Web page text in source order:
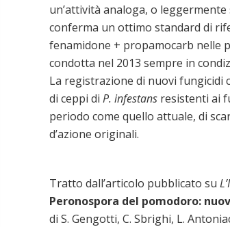
un’attività analoga, o
conferma un ottimo standard di
fenamidone + propamocarb nelle
condotta nel 2013 sempre in
La registrazione di nuovi fungicidi
di ceppi di P. infestans resistenti ai
periodo come quello attuale, di
d’azione originali.
Tratto dall’articolo pubblicato su
Peronospora del pomodoro:
di S. Gengotti, C. Sbrighi, L.